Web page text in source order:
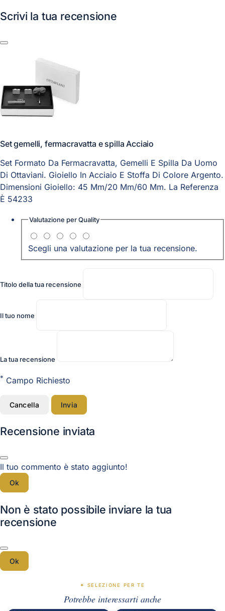
Scrivi la tua recensione
Set gemelli, fermacravatta e spilla Acciaio
Set Formato Da Fermacravatta, Gemelli E Spilla Da Uomo
Di Ottaviani. Gioiello In Acciaio E Stoffa Di Colore Argento.
Dimensioni Gioiello: 45 Mm/20 Mm/60 Mm. La Referenza
È 54233
Valutazione perQuality
Scegli una valutazione per la tua recensione.
Titolo della tua recensione
Il tuo nome
La tua recensione
* Campo Richiesto
Cancella Invia
Recensione inviata
Il tuo commento è stato aggiunto!
Ok
Non è stato possibile inviare la tua
recensione
Ok
✦ SELEZIONE PER TE
Potrebbe interessarti anche